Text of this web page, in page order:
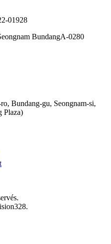
01928
BundangA-0280
Bundang-gu, Seongnam-si,
Plaza)